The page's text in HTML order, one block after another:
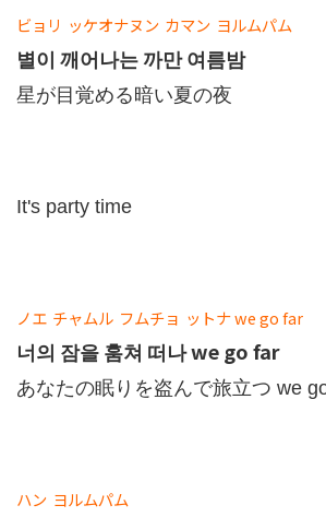
ビョリ ッケオナヌン カマン ヨルムパム
별이 깨어나는 까만 여름밤
星が目覚める暗い夏の夜
It's party time
ノエ チャムル フムチョ ットナwe go far
너의 잠을 훔쳐 떠나 we go far
あなたの眠りを盗んで旅立つ we
ハン ヨルムパム